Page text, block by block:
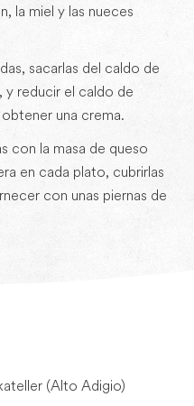
la miel y las nueces
sacarlas del caldo de
y reducir el caldo de
una crema.
con la masa de queso
en cada plato, cubrirlas
con unas piernas de
(Alto Adigio)